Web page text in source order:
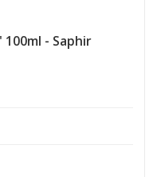
100ml - Saphir